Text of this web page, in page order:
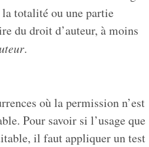
totalité ou une partie
du droit d’auteur, à moins
.
où la permission n’est
Pour savoir si l’usage que
il faut appliquer un test